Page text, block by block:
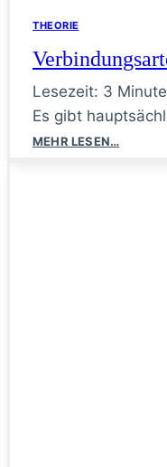
THEORIE
Lesezeit: 3
Es gibt
MEHR LESEN…